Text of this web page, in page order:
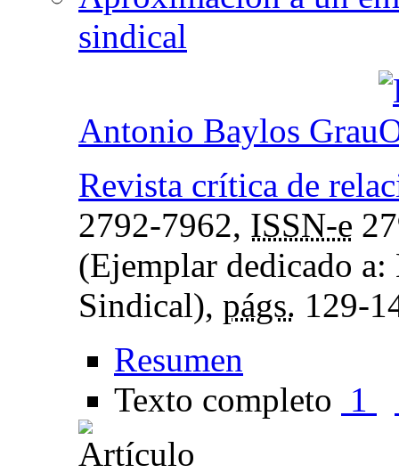
sindical
Antonio Baylos Grau
Revista crítica de
2792-7962, ISSN-e
(Ejemplar dedicado
Sindical), págs. 129-
Resumen
Texto completo 1